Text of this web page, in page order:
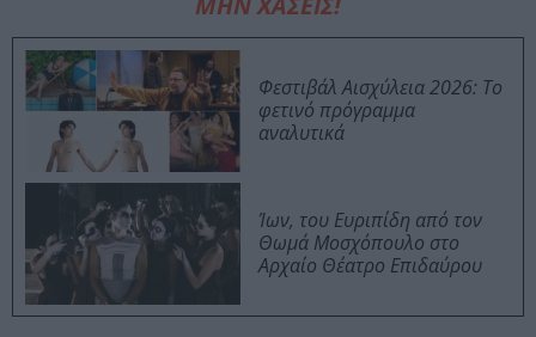
Φεστιβάλ Αισχύλεια 2026: Το
φετινό πρόγραμμα
αναλυτικά
Ίων, του Ευριπίδη από τον
Θωμά Μοσχόπουλο στο
Αρχαίο Θέατρο Επιδαύρου